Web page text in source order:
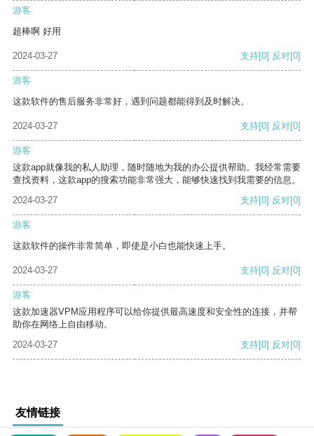
游客
超棒啊 好用
2024-03-27 支持[0] 反对[0]
游客
这款软件的售后服务非常好，遇到问题都能得到及时解决。
2024-03-27 支持[0] 反对[0]
游客
这款app就像我的私人助理，随时随地为我的办公提供帮助。我经常需要
查找资料，这款app的搜索功能非常强大，能够快速找到我需要的信息。
2024-03-27
支持[0] 反对[0]
游客
这款软件的操作非常简单，即使是小白也能快速上手。
2024-03-27 支持[0] 反对[0]
游客
这款加速器VPM应用程序可以给你提供最高速度和安全性的连接，并帮
助你在网络上自由移动。
2024-03-27
支持[0] 反对[0]
友情链接